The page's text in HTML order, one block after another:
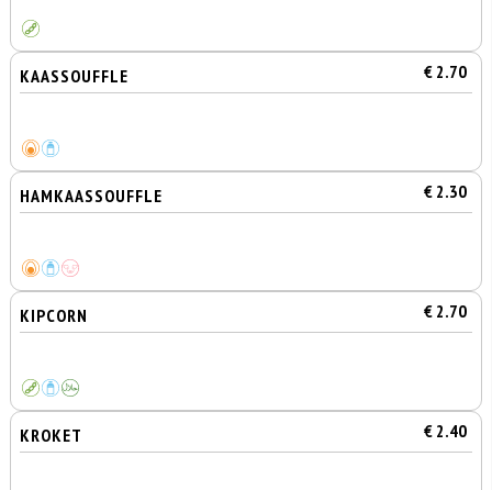
KAASSOUFFLE € 2.70
HAMKAASSOUFFLE € 2.30
KIPCORN € 2.70
KROKET € 2.40